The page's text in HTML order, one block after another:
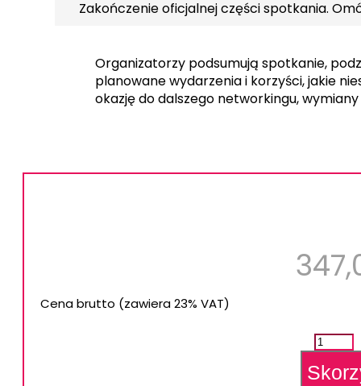
Zakończenie oficjalnej części spotkania.
Organizatorzy podsumują spotkanie,
planowane wydarzenia i korzyści, jakie
okazję do dalszego networkingu,
Cena brutto (zawiera 23% VAT)
ilość